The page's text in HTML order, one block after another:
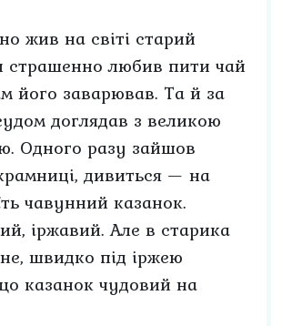
жив на світі старий
страшенно любив пити чай
його заварював. Та й за
доглядав з великою
Одного разу зайшов
дивиться — на
чавунний казанок.
іржавий. Але в старика
швидко під іржею
казанок чудовий на